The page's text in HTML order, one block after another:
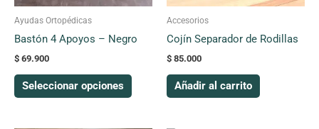
Ayudas Ortopédicas
Bastón 4 Apoyos – Negro
$ 69.900
Seleccionar opciones
en
página
de
Accesorios
Cojín Separador de Rodillas
$ 85.000
Añadir al carrito